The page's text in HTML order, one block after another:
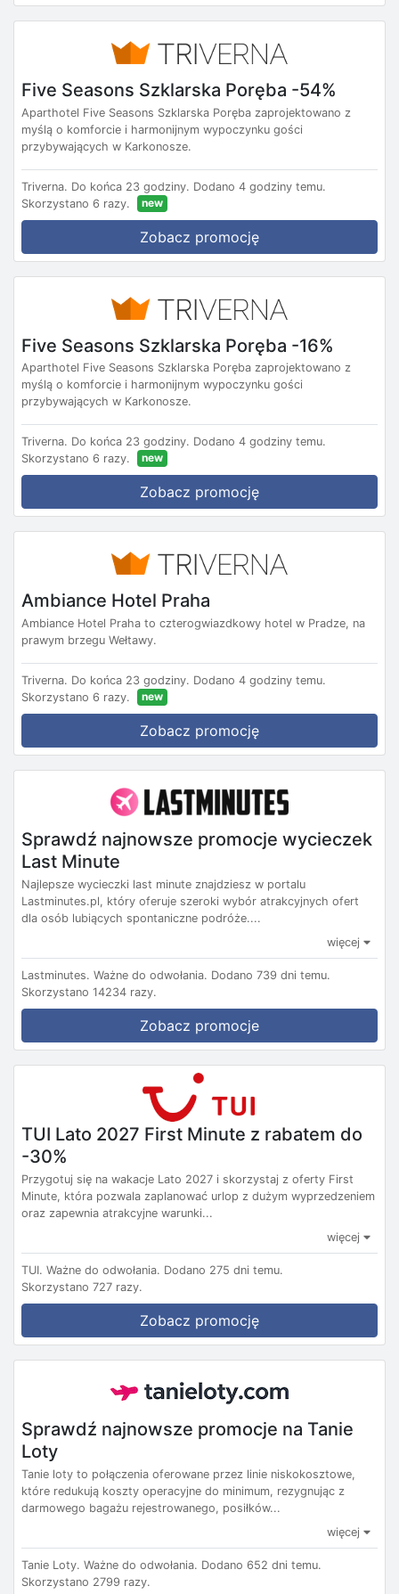
Five Seasons Szklarska Poręba -54%
Aparthotel Five Seasons Szklarska Poręba zaprojektowano z
myślą o komforcie i harmonijnym wypoczynku gości
przybywających w Karkonosze.
Triverna. Do końca 23 godziny. Dodano 4 godziny temu.
Skorzystano 6 razy.
new
Zobacz promocję
Five Seasons Szklarska Poręba -16%
Aparthotel Five Seasons Szklarska Poręba zaprojektowano z
myślą o komforcie i harmonijnym wypoczynku gości
przybywających w Karkonosze.
Triverna. Do końca 23 godziny. Dodano 4 godziny temu.
Skorzystano 6 razy.
new
Zobacz promocję
Ambiance Hotel Praha
Ambiance Hotel Praha to czterogwiazdkowy hotel w Pradze, na
prawym brzegu Wełtawy.
Triverna. Do końca 23 godziny. Dodano 4 godziny temu.
Skorzystano 6 razy.
new
Zobacz promocję
Sprawdź najnowsze promocje wycieczek
Last Minute
Najlepsze wycieczki last minute znajdziesz w portalu
Lastminutes.pl, który oferuje szeroki wybór atrakcyjnych ofert
dla osób lubiących spontaniczne podróże....
więcej
Lastminutes. Ważne do odwołania. Dodano 739 dni temu.
Skorzystano 14234 razy.
Zobacz promocje
TUI Lato 2027 First Minute z rabatem do
-30%
Przygotuj się na wakacje Lato 2027 i skorzystaj z oferty First
Minute, która pozwala zaplanować urlop z dużym wyprzedzeniem
oraz zapewnia atrakcyjne warunki...
więcej
TUI. Ważne do odwołania. Dodano 275 dni temu.
Skorzystano 727 razy.
Zobacz promocję
Sprawdź najnowsze promocje na Tanie
Loty
Tanie loty to połączenia oferowane przez linie niskokosztowe,
które redukują koszty operacyjne do minimum, rezygnując z
darmowego bagażu rejestrowanego, posiłków...
więcej
Tanie Loty. Ważne do odwołania. Dodano 652 dni temu.
Skorzystano 2799 razy.